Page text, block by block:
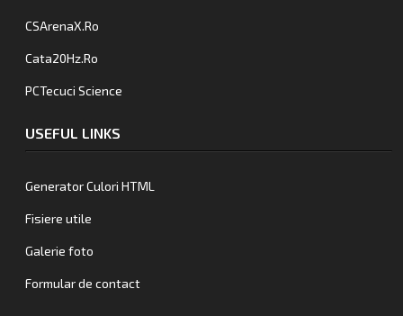
CSArenaX.Ro
Cata20Hz.Ro
PCTecuci Science
USEFUL LINKS
Generator Culori HTML
Fisiere utile
Galerie foto
Formular de contact